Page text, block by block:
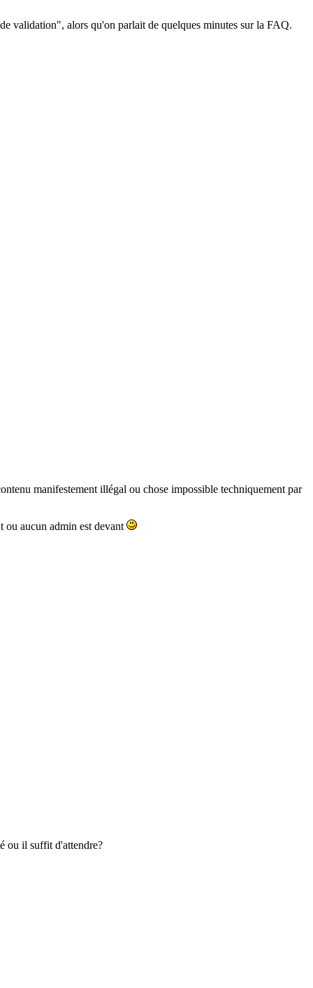
validation", alors qu'on parlait de quelques minutes sur la FAQ.
manifestement illégal ou chose impossible techniquement par
ou aucun admin est devant
ou il suffit d'attendre?